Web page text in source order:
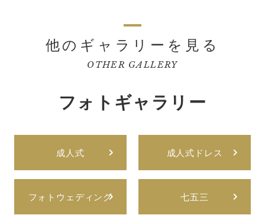
他のギャラリーを見る
OTHER GALLERY
フォトギャラリー
成人式 成人式ドレス
フォトウェディング 七五三